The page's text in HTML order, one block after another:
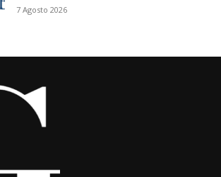
7 Agosto 2026